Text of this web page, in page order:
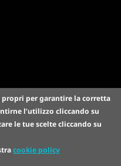
per garantire la corretta
l’utilizzo cliccando su
le tue scelte cliccando su
cookie policy